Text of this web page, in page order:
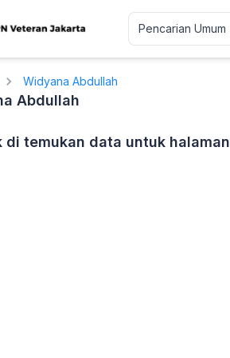
Widyana Abdullah
Abdullah
di temukan data untuk